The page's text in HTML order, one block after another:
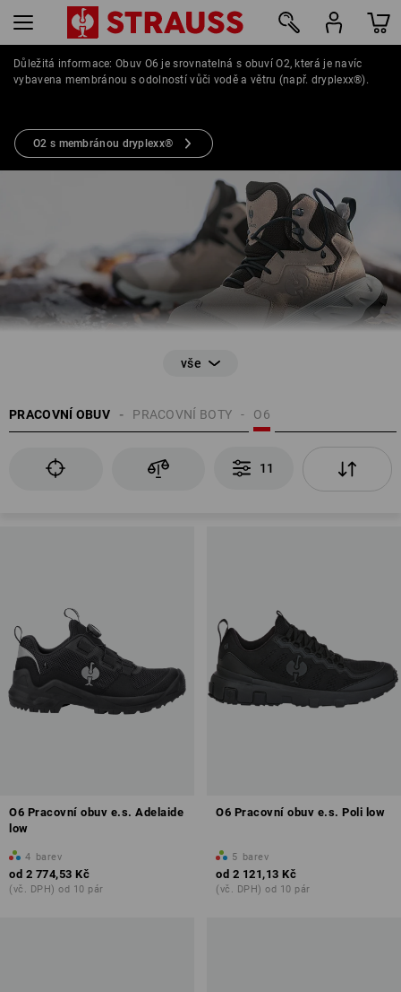
Důležitá informace: Obuv O6 je srovnatelná s obuví O2, která je navíc
vybavena membránou s odolností vůči vodě a větru (např. dryplexx®).
O2 s membránou dryplexx®
PRACOVNÍ BOTY O6
Testovaná vodotěsnost
EN ISO 20347
PRACOVNÍ OBUV O6
PRACOVNÍ BOTY
11
11
O6 Pracovní obuv e.s. Adelaide
low
4 barev
od 2 774,53 Kč
(vč. DPH) od 10 pár
O6 Pracovní obuv e.s. Poli low
5 barev
od 2 121,13 Kč
(vč. DPH) od 10 pár